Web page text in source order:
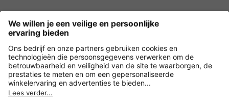
Nederland
Versleuteling met